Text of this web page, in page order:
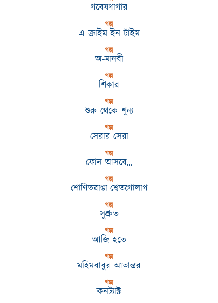
গবেষণাগার
গল্প
এ ক্রাইম ইন টাইম
গল্প
অ-মানবী
গল্প
শিকার
গল্প
শুরু থেকে শূন্য
গল্প
সেরার সেরা
গল্প
ফোন আসবে…
গল্প
শোণিতরাঙা শ্বেতগোলাপ
গল্প
সুশ্রুত
গল্প
আজি হতে
গল্প
মহিমবাবুর আতান্তর
গল্প
কনট্যাক্ট